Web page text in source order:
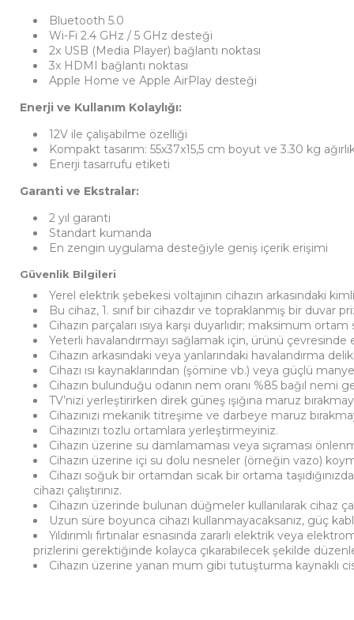
Bluetooth 5.0
Wi-Fi 2.4 GHz / 5 GHz desteği
2x USB (Media Player) bağlantı noktası
3x HDMI bağlantı noktası
Apple Home ve Apple AirPlay desteği
Enerji ve Kullanım Kolaylığı:
12V ile çalışabilme özelliği
Kompakt tasarım: 55x37x15,5 cm boyut ve 3.30 kg
Enerji tasarrufu etiketi
Garanti ve Ekstralar:
2 yıl garanti
Standart kumanda
En zengin uygulama desteğiyle geniş içerik erişimi
Güvenlik Bilgileri
Yerel elektrik şebekesi voltajının cihazın arkasındaki
Bu cihaz, 1. sınıf bir cihazdır ve topraklanmış bir duvar
Cihazın parçaları ısıya karşı duyarlıdır; maksimum
Yeterli havalandırmayı sağlamak için, ürünü çevresinde
Cihazın arkasındaki veya yanlarındaki havalandırma
Cihazı ısı kaynaklarından (şömine vb.) veya güçlü
Cihazın bulunduğu odanın nem oranı %85 bağıl nemi
TV’nizi yerleştirirken direk güneş ışığına maruz
Cihazınızı mekanik titreşime ve darbeye maruz
Cihazınızı tozlu ortamlara yerleştirmeyiniz.
Cihazın üzerine su damlamaması veya sıçraması
Cihazın üzerine içi su dolu nesneler (örneğin vazo)
Cihazı soğuk bir ortamdan sıcak bir ortama
cihazı çalıştırınız.
Cihazın üzerinde bulunan düğmeler kullanılarak cihaz
Uzun süre boyunca cihazı kullanmayacaksanız, güç
Yıldırımlı fırtınalar esnasında zararlı elektrik veya
prizlerini gerektiğinde kolayca çıkarabilecek şekilde
Cihazın üzerine yanan mum gibi tutuşturma kaynaklı